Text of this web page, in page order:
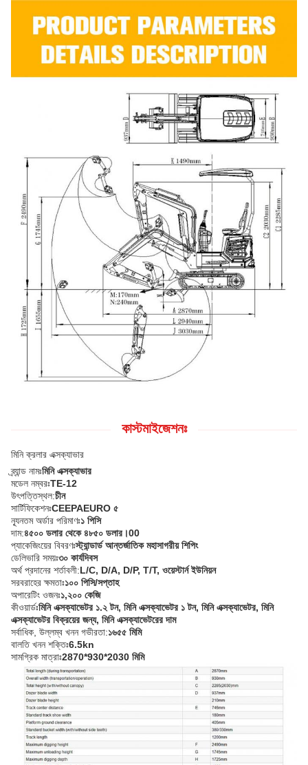
কাস্টমাইজেশনঃ
মিনি ক্রলার এক্সক্যাভার
ব্র্যান্ড নামঃমিনি এক্সক্যাভার
মডেল নম্বরঃTE-12
উৎপত্তিস্থল:চীন
সার্টিফিকেশনঃCEEPAEURO ৫
ন্যূনতম অর্ডার পরিমাণঃ১ পিসি
দাম:৪৫০০ ডলার থেকে ৪৮৫০ ডলার।00
প্যাকেজিংয়ের বিবরণঃস্ট্যান্ডার্ড আন্তর্জাতিক মহাসাগরীয় শিপিং
ডেলিভারি সময়ঃ৩০ কার্যদিবস
অর্থ প্রদানের শর্তাবলী:L/C, D/A, D/P, T/T, ওয়েস্টার্ন ইউনিয়ন
সরবরাহের ক্ষমতাঃ১০০ পিসি/সপ্তাহ
অপারেটিং ওজনঃ১,২০০ কেজি
কীওয়ার্ডঃমিনি এক্সক্যাভেটর ১.২ টন, মিনি এক্সক্যাভেটর ১ টন, মিনি এক্সক্যাভেটর, মিনি
এক্সক্যাভেটর বিক্রয়ের জন্য, মিনি এক্সক্যাভেটরের দাম
সর্বাধিক, উল্লম্ব খনন গভীরতা:১৬৫৫ মিমি
বালতি খনন শক্তিঃ6.5kn
সামগ্রিক মাত্রাঃ2870*930*2030 মিমি